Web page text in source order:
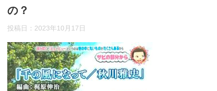
の？
投稿日： 2023年10月17日